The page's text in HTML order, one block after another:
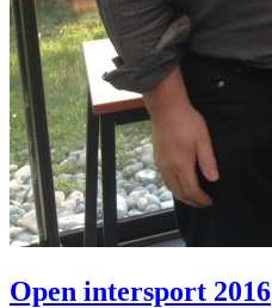
Open intersport 2016